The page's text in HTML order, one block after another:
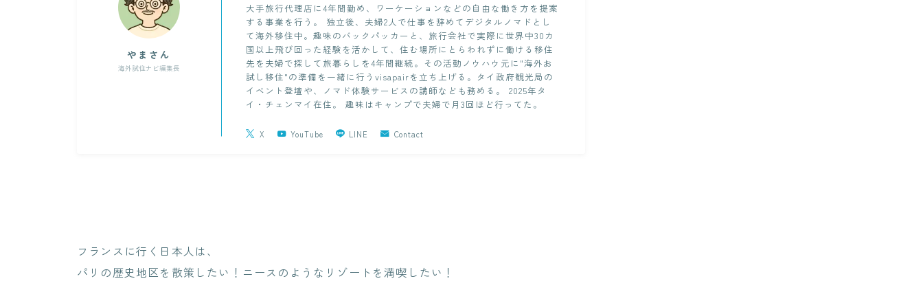
やまさん
海外試住ナビ編集長
大手旅行代理店に4年間勤め、ワーケーションなどの自由な働き方を提案
する事業を行う。 独立後、夫婦2人で仕事を辞めてデジタルノマドとし
て海外移住中。趣味のバックパッカーと、旅行会社で実際に世界中30カ
国以上飛び回った経験を活かして、住む場所にとらわれずに働ける移住
先を夫婦で探して旅暮らしを4年間継続。その活動ノウハウ元に"海外お
試し移住"の準備を一緒に行うvisapairを立ち上げる。タイ政府観光局の
イベント登壇や、ノマド体験サービスの講師なども務める。 2025年タ
イ・チェンマイ在住。 趣味はキャンプで夫婦で月3回ほど行ってた。
X YouTube LINE Contact
フランスに行く日本人は、
パリの歴史地区を散策したい！ニースのようなリゾートを満喫したい！